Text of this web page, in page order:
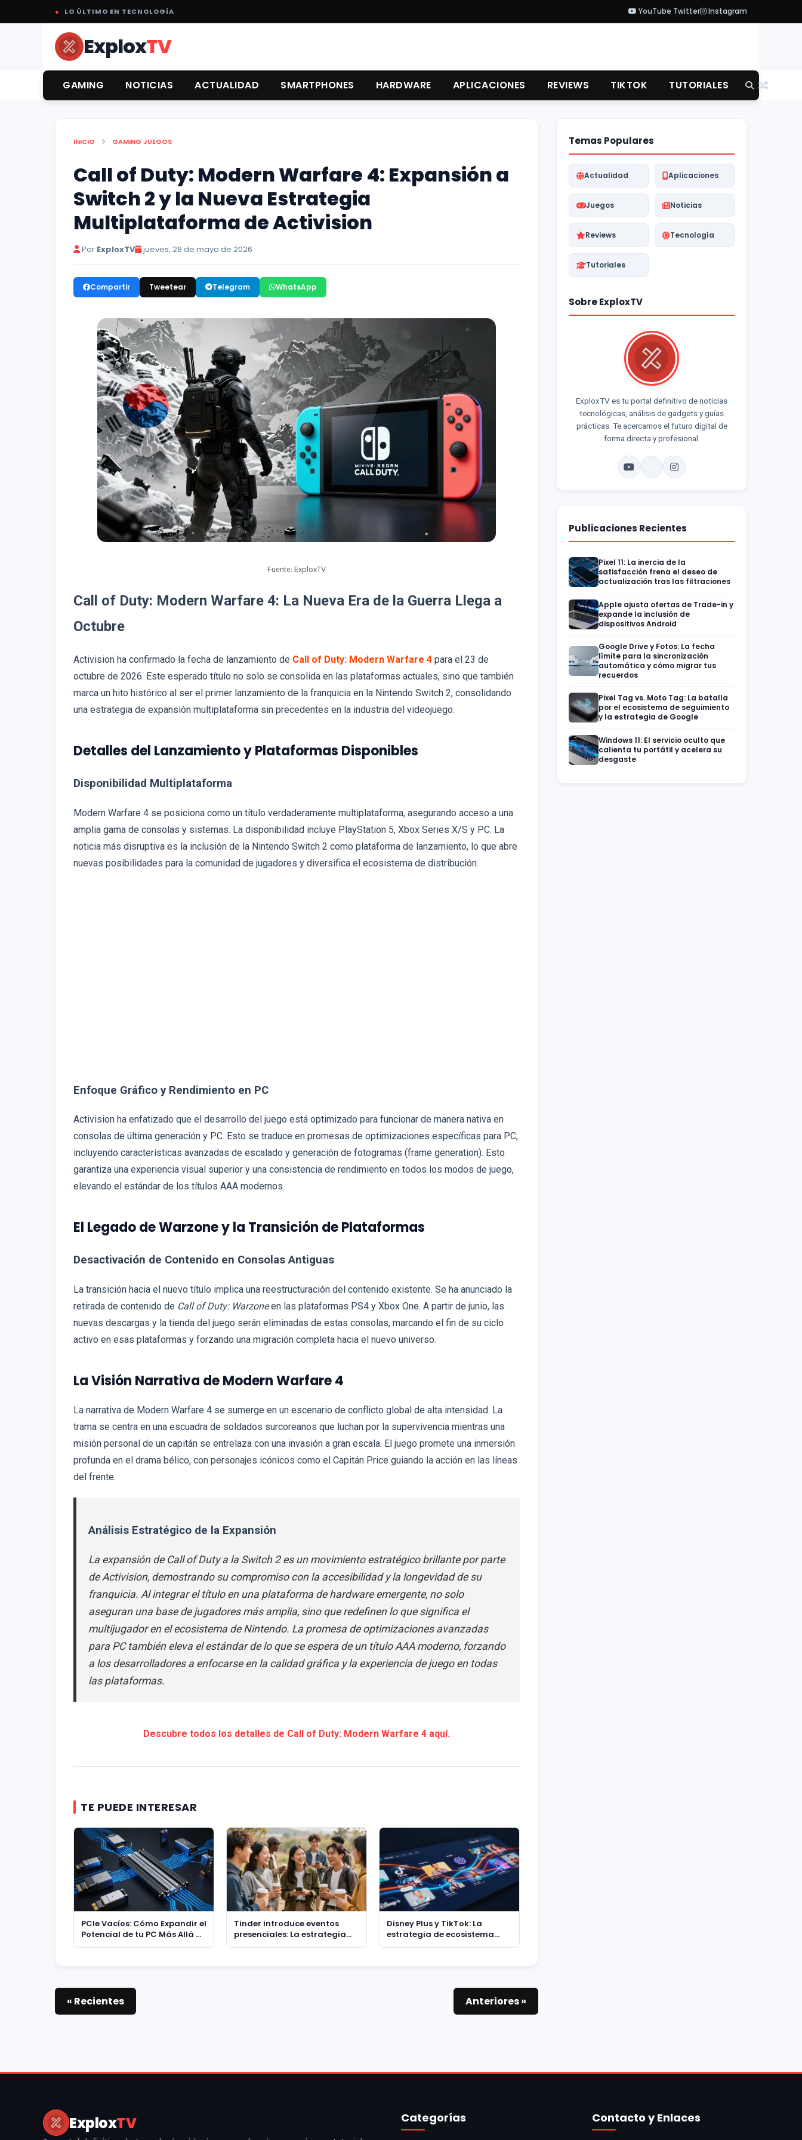
● LO ÚLTIMO EN TECNOLOGÍA YouTube Twitter Instagram
ExploxTV
GAMING NOTICIAS ACTUALIDAD SMARTPHONES HARDWARE APLICACIONES REVIEWS TIKTOK TUTORIALES
INICIO GAMING JUEGOS
Call of Duty: Modern Warfare 4: Expansión a
Switch 2 y la Nueva Estrategia
Multiplataforma de Activision
Por ExploxTV jueves, 28 de mayo de 2026
Compartir Tweetear Telegram WhatsApp
Fuente: ExploxTV
Call of Duty: Modern Warfare 4: La Nueva Era de la Guerra Llega a
Octubre
Activision ha confirmado la fecha de lanzamiento de Call of Duty: Modern Warfare 4 para el 23 de
octubre de 2026. Este esperado título no solo se consolida en las plataformas actuales, sino que también
marca un hito histórico al ser el primer lanzamiento de la franquicia en la Nintendo Switch 2, consolidando
una estrategia de expansión multiplataforma sin precedentes en la industria del videojuego.
Detalles del Lanzamiento y Plataformas Disponibles
Disponibilidad Multiplataforma
Modern Warfare 4 se posiciona como un título verdaderamente multiplataforma, asegurando acceso a una
amplia gama de consolas y sistemas. La disponibilidad incluye PlayStation 5, Xbox Series X/S y PC. La
noticia más disruptiva es la inclusión de la Nintendo Switch 2 como plataforma de lanzamiento, lo que abre
nuevas posibilidades para la comunidad de jugadores y diversifica el ecosistema de distribución.
Enfoque Gráfico y Rendimiento en PC
Activision ha enfatizado que el desarrollo del juego está optimizado para funcionar de manera nativa en
consolas de última generación y PC. Esto se traduce en promesas de optimizaciones específicas para PC,
incluyendo características avanzadas de escalado y generación de fotogramas (frame generation). Esto
garantiza una experiencia visual superior y una consistencia de rendimiento en todos los modos de juego,
elevando el estándar de los títulos AAA modernos.
El Legado de Warzone y la Transición de Plataformas
Desactivación de Contenido en Consolas Antiguas
La transición hacia el nuevo título implica una reestructuración del contenido existente. Se ha anunciado la
retirada de contenido de Call of Duty: Warzoneen las plataformas PS4 y Xbox One. A partir de junio, las
nuevas descargas y la tienda del juego serán eliminadas de estas consolas, marcando el fin de su ciclo
activo en esas plataformas y forzando una migración completa hacia el nuevo universo.
La Visión Narrativa de Modern Warfare 4
La narrativa de Modern Warfare 4 se sumerge en un escenario de conflicto global de alta intensidad. La
trama se centra en una escuadra de soldados surcoreanos que luchan por la supervivencia mientras una
misión personal de un capitán se entrelaza con una invasión a gran escala. El juego promete una inmersión
profunda en el drama bélico, con personajes icónicos como el Capitán Price guiando la acción en las líneas
del frente.
Análisis Estratégico de la Expansión
La expansión de Call of Duty a la Switch 2 es un movimiento estratégico brillante por parte
de Activision, demostrando su compromiso con la accesibilidad y la longevidad de su
franquicia. Al integrar el título en una plataforma de hardware emergente, no solo
aseguran una base de jugadores más amplia, sino que redefinen lo que significa el
multijugador en el ecosistema de Nintendo. La promesa de optimizaciones avanzadas
para PC también eleva el estándar de lo que se espera de un título AAA moderno, forzando
a los desarrolladores a enfocarse en la calidad gráfica y la experiencia de juego en todas
las plataformas.
Descubre todos los detalles de Call of Duty: Modern Warfare 4 aquí.
TE PUEDE INTERESAR
PCIe Vacíos: Cómo Expandir el
Potencial de tu PC Más Allá de
la Tarjeta Gráfica
Tinder introduce eventos
presenciales: La estrategia
para conectar a la
Disney Plus y TikTok: La
estrategia de ecosistema
para capturar la atención en
« Recientes Anteriores »
Temas Populares
Actualidad Aplicaciones
Juegos Noticias
Reviews Tecnología
Tutoriales
Sobre ExploxTV
ExploxTV es tu portal definitivo de noticias
tecnológicas, análisis de gadgets y guías
prácticas. Te acercamos el futuro digital de
forma directa y profesional.
Publicaciones Recientes
Pixel 11: La inercia de la
satisfacción frena el deseo de
actualización tras las filtraciones
Apple ajusta ofertas de Trade-in y
expande la inclusión de
dispositivos Android
Google Drive y Fotos: La fecha
límite para la sincronización
automática y cómo migrar tus
recuerdos
Pixel Tag vs. Moto Tag: La batalla
por el ecosistema de seguimiento
y la estrategia de Google
Windows 11: El servicio oculto que
calienta tu portátil y acelera su
desgaste
ExploxTV Categorías Contacto y Enlaces